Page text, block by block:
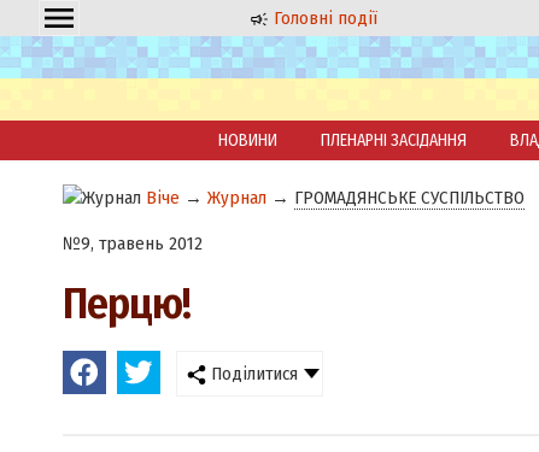
Головні події
НОВИНИ ПЛЕНАРНІ ЗАСІДАННЯ
Віче → Журнал → ГРОМАДЯНСЬКЕ СУСПІЛЬСТВО
№9, травень 2012
Перцю!
Поділитися